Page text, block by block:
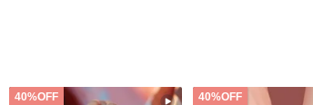
40%OFF 40%OFF